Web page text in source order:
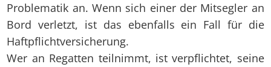
Problematik an. Wenn sich einer der Mitsegler an
Bord verletzt, ist das ebenfalls ein Fall für die
Haftpflichtversicherung.
Wer an Regatten teilnimmt, ist verpflichtet, seine